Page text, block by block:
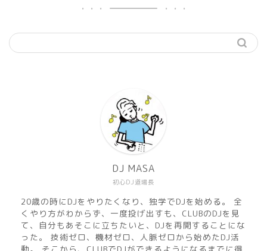
初心DJ道場長
DJ MASA
20歳の時にDJをやりたくなり、独学でDJを始める。 全
くやり方がわからず、一度投げ出すも、CLUBのDJを見
て、自分もあそこに立ちたいと、DJを再開することにな
った。 技術ゼロ、機材ゼロ、人脈ゼロから始めたDJ活
マサのおすすめMusic